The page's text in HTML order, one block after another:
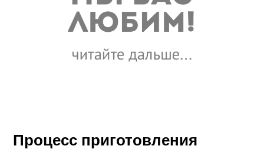
Процесс приготовления